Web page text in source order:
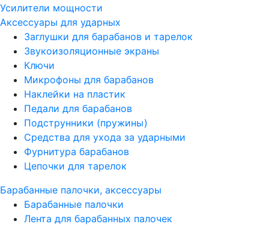
Усилители мощности
Аксессуары для ударных
Заглушки для барабанов и тарелок
Звукоизоляционные экраны
Ключи
Микрофоны для барабанов
Наклейки на пластик
Педали для барабанов
Подструнники (пружины)
Средства для ухода за ударными
Фурнитура барабанов
Цепочки для тарелок
Барабанные палочки, аксессуары
Барабанные палочки
Лента для барабанных палочек